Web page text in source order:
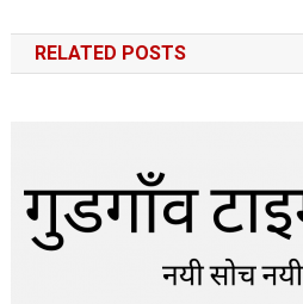
navigation
RELATED POSTS